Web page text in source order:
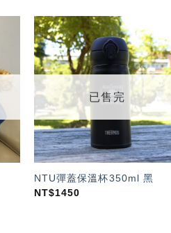
加入
「願
望輕
已售完
NTU彈蓋保溫杯350ml 黑
NT$1450